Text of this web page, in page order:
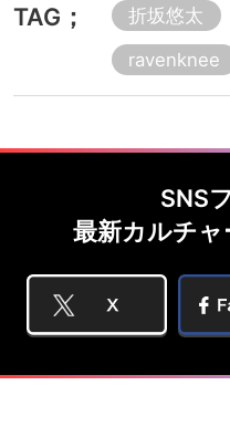
TAG； 折坂悠太
ravenknee
SNS
最新カルチャ